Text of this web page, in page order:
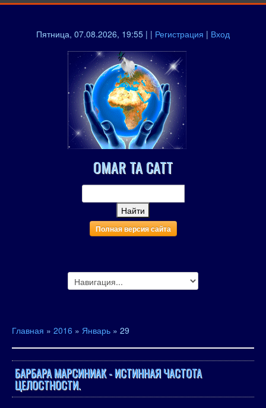
Пятница, 07.08.2026, 19:55 | | Регистрация | Вход
OMAR TA CATT
Полная версия сайта
Главная » 2016 » Январь » 29
БАРБАРА МАРСИНИАК - ИСТИННАЯ ЧАСТОТА
ЦЕЛОСТНОСТИ.